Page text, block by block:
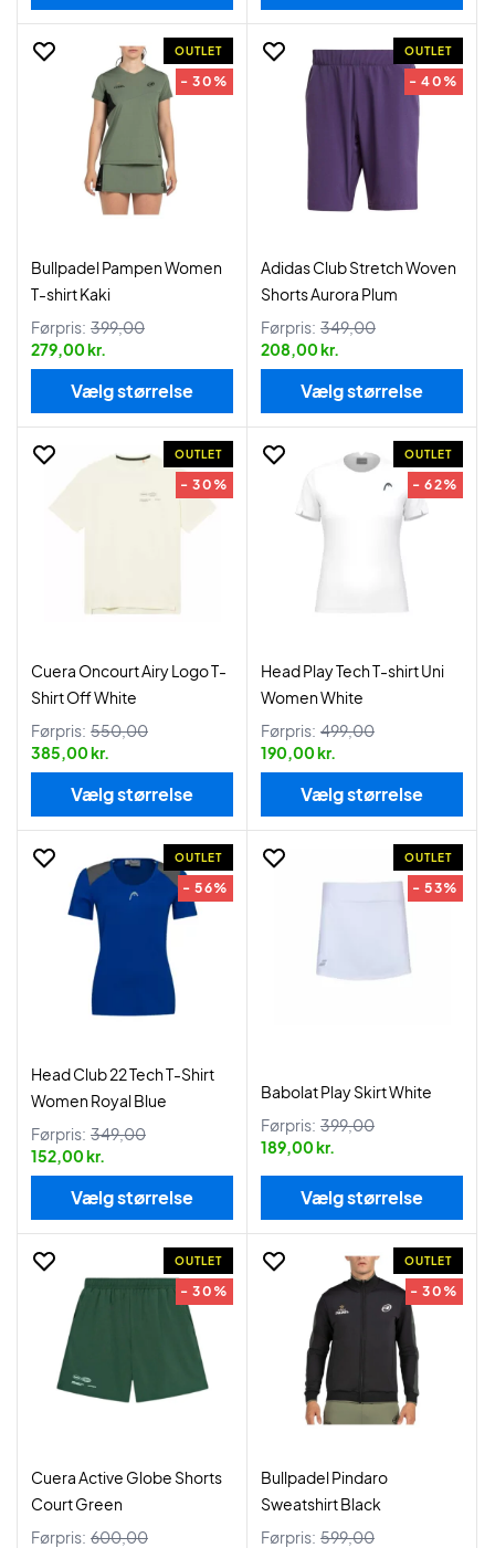
OUTLET
- 30%
Bullpadel Pampen Women
T-shirt Kaki
Førpris: 399,00
279,00 kr.
Vælg størrelse
OUTLET
- 40%
Adidas Club Stretch Woven
Shorts Aurora Plum
Førpris: 349,00
208,00 kr.
Vælg størrelse
OUTLET
- 30%
Cuera Oncourt Airy Logo T-
Shirt Off White
Førpris: 550,00
385,00 kr.
Vælg størrelse
OUTLET
- 62%
Head Play Tech T-shirt Uni
Women White
Førpris: 499,00
190,00 kr.
Vælg størrelse
OUTLET
- 56%
Head Club 22 Tech T-Shirt
Women Royal Blue
Førpris: 349,00
152,00 kr.
Vælg størrelse
OUTLET
- 53%
Babolat Play Skirt White
Førpris: 399,00
189,00 kr.
Vælg størrelse
OUTLET
- 30%
Cuera Active Globe Shorts
Court Green
Førpris: 600,00
OUTLET
- 30%
Bullpadel Pindaro
Sweatshirt Black
Førpris: 599,00